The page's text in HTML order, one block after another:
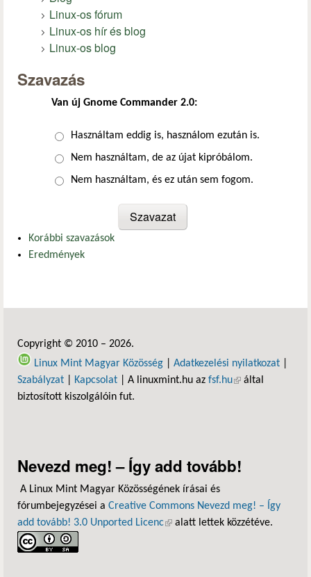
Linux-os fórum
Linux-os hír és blog
Linux-os blog
Szavazás
Van új Gnome Commander 2.0:
Választások
Használtam eddig is, használom ezután is.
Nem használtam, de az újat kipróbálom.
Nem használtam, és ez után sem fogom.
Korábbi szavazások
Eredmények
Copyright © 2010 – 2026.
Linux Mint Magyar Közösség
Adatkezelési nyilatkozat
Szabályzat
Kapcsolat | A linuxmint.hu az fsf.hu(külső hivatkozás)
által
biztosított kiszolgálóin fut.
Nevezd meg! – Így add tovább!
A Linux Mint Magyar Közösségének írásai és
fórumbejegyzései a Creative Commons Nevezd meg! – Így
add tovább! 3.0 Unported Licenc(külső hivatkozás)
alatt lettek közzétéve.